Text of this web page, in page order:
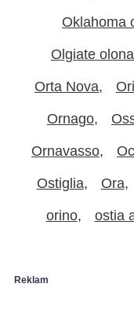
Oklahoma
Olgiate olona
Orta Nova
Ornago
Ornavasso
Ostiglia Ora
orino ostia
Reklam